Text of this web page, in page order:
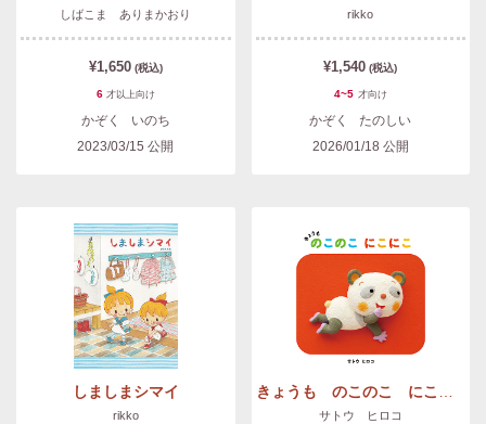
しばこま ありまかおり
¥1,650 (税込)
6 才以上向け
かぞく
いのち
2023/03/15 公開
rikko
¥1,540 (税込)
4~5 才向け
かぞく
たのしい
2026/01/18 公開
しましまシマイ
rikko サトウ ヒロコ